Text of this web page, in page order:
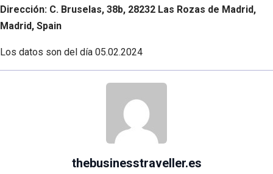
Dirección: C. Bruselas, 38b, 28232 Las Rozas de Madrid,
Madrid, Spain
Los datos son del día 05.02.2024
thebusinesstraveller.es